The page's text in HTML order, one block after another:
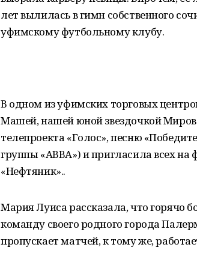
лет вылилась в гимн собственного
уфимскому футбольному клубу.
В одном из уфимских торговых
Машей, нашей юной звездочкой
телепроекта «Голос», песню
группы «ABBA») и пригласила всех
«Нефтяник»..
Мария Луиса рассказала, что горячо
команду своего родного города
пропускает матчей, к тому же,